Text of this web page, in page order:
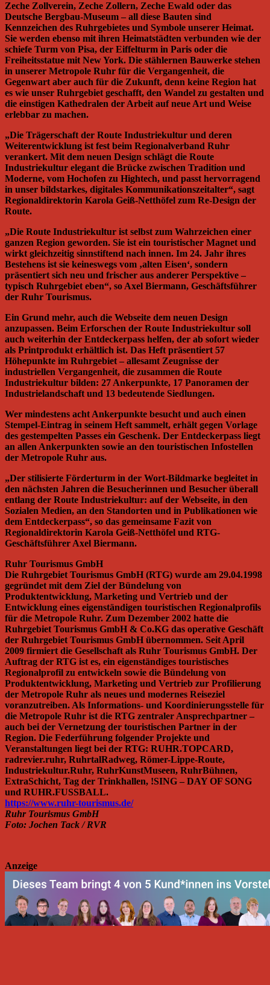
Zeche Zollverein, Zeche Zollern, Zeche Ewald oder das
Deutsche Bergbau-Museum – all diese Bauten sind
Kennzeichen des Ruhrgebietes und Symbole unserer Heimat.
Sie werden ebenso mit ihren Heimatstädten verbunden wie der
schiefe Turm von Pisa, der Eiffelturm in Paris oder die
Freiheitsstatue mit New York. Die stählernen Bauwerke stehen
in unserer Metropole Ruhr für die Vergangenheit, die
Gegenwart aber auch für die Zukunft, denn keine Region hat
es wie unser Ruhrgebiet geschafft, den Wandel zu gestalten und
die einstigen Kathedralen der Arbeit auf neue Art und Weise
erlebbar zu machen.
„Die Trägerschaft der Route Industriekultur und deren
Weiterentwicklung ist fest beim Regionalverband Ruhr
verankert. Mit dem neuen Design schlägt die Route
Industriekultur elegant die Brücke zwischen Tradition und
Moderne, vom Hochofen zu Hightech, und passt hervorragend
in unser bildstarkes, digitales Kommunikationszeitalter“, sagt
Regionaldirektorin Karola Geiß-Netthöfel zum Re-Design der
Route.
„Die Route Industriekultur ist selbst zum Wahrzeichen einer
ganzen Region geworden. Sie ist ein touristischer Magnet und
wirkt gleichzeitig sinnstiftend nach innen. Im 24. Jahr ihres
Bestehens ist sie keineswegs vom ‚alten Eisen‘, sondern
präsentiert sich neu und frischer aus anderer Perspektive –
typisch Ruhrgebiet eben“, so Axel Biermann, Geschäftsführer
der Ruhr Tourismus.
Ein Grund mehr, auch die Webseite dem neuen Design
anzupassen. Beim Erforschen der Route Industriekultur soll
auch weiterhin der Entdeckerpass helfen, der ab sofort wieder
als Printprodukt erhältlich ist. Das Heft präsentiert 57
Höhepunkte im Ruhrgebiet – allesamt Zeugnisse der
industriellen Vergangenheit, die zusammen die Route
Industriekultur bilden: 27 Ankerpunkte, 17 Panoramen der
Industrielandschaft und 13 bedeutende Siedlungen.
Wer mindestens acht Ankerpunkte besucht und auch einen
Stempel-Eintrag in seinem Heft sammelt, erhält gegen Vorlage
des gestempelten Passes ein Geschenk. Der Entdeckerpass liegt
an allen Ankerpunkten sowie an den touristischen Infostellen
der Metropole Ruhr aus.
„Der stilisierte Förderturm in der Wort-Bildmarke begleitet in
den nächsten Jahren die Besucherinnen und Besucher überall
entlang der Route Industriekultur: auf der Webseite, in den
Sozialen Medien, an den Standorten und in Publikationen wie
dem Entdeckerpass“, so das gemeinsame Fazit von
Regionaldirektorin Karola Geiß-Netthöfel und RTG-
Geschäftsführer Axel Biermann.
Ruhr Tourismus GmbH
Die Ruhrgebiet Tourismus GmbH (RTG) wurde am 29.04.1998
gegründet mit dem Ziel der Bündelung von
Produktentwicklung, Marketing und Vertrieb und der
Entwicklung eines eigenständigen touristischen Regionalprofils
für die Metropole Ruhr. Zum Dezember 2002 hatte die
Ruhrgebiet Tourismus GmbH & Co.KG das operative Geschäft
der Ruhrgebiet Tourismus GmbH übernommen. Seit April
2009 firmiert die Gesellschaft als Ruhr Tourismus GmbH. Der
Auftrag der RTG ist es, ein eigenständiges touristisches
Regionalprofil zu entwickeln sowie die Bündelung von
Produktentwicklung, Marketing und Vertrieb zur Profilierung
der Metropole Ruhr als neues und modernes Reiseziel
voranzutreiben. Als Informations- und Koordinierungsstelle für
die Metropole Ruhr ist die RTG zentraler Ansprechpartner –
auch bei der Vernetzung der touristischen Partner in der
Region. Die Federführung folgender Projekte und
Veranstaltungen liegt bei der RTG: RUHR.TOPCARD,
radrevier.ruhr, RuhrtalRadweg, Römer-Lippe-Route,
Industriekultur.Ruhr, RuhrKunstMuseen, RuhrBühnen,
ExtraSchicht, Tag der Trinkhallen, !SING – DAY OF SONG
und RUHR.FUSSBALL.
https://www.ruhr-tourismus.de/
Ruhr Tourismus GmbH
Foto: Jochen Tack / RVR
Anzeige